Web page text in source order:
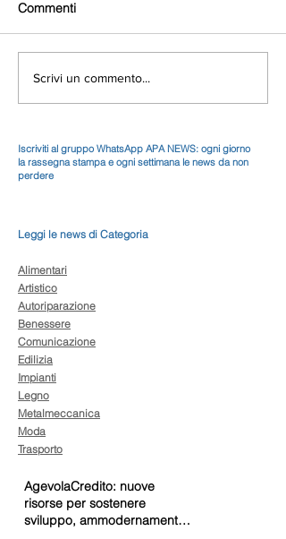
Commenti
Scrivi un commento...
Iscriviti al gruppo WhatsApp APA NEWS: ogni giorno
la rassegna stampa e ogni settimana le news da non
perdere
Leggi le news di Categoria
Alimentari
Artistico
Autoriparazione
Benessere
Comunicazione
Edilizia
Impianti
Legno
Metalmeccanica
Moda
Trasporto
AgevolaCredito: nuove
risorse per sostenere
sviluppo, ammodernamento